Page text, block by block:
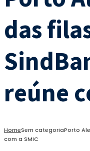
das
reúne
HomeSem categoriaPorto
com a SMIC